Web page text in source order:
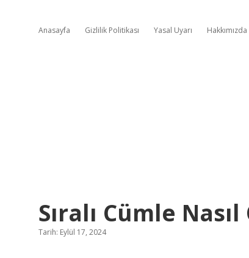
Anasayfa Gizlilik Politikası Yasal Uyarı Hakkımızda
Sıralı Cümle
Tarih: Eylül 17, 2024